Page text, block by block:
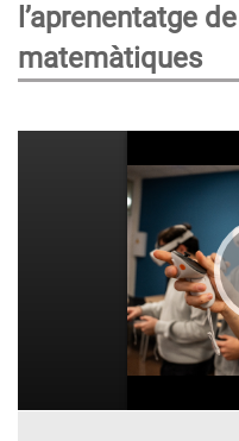
l’aprenentatge
matemàtiques